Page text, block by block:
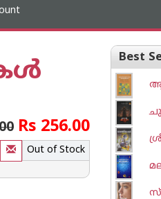
Rs 256.00
Out of Stock
Best